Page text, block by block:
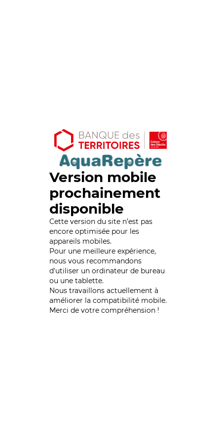
Version mobile
prochainement
disponible
Cette version du site n’est pas
encore optimisée pour les
appareils mobiles.
Pour une meilleure expérience,
nous vous recommandons
d'utiliser un ordinateur de bureau
ou une tablette.
Nous travaillons actuellement à
améliorer la compatibilité mobile.
Merci de votre compréhension !